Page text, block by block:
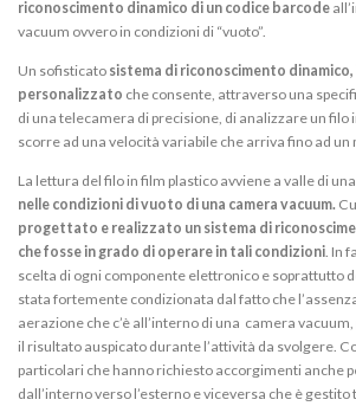
riconoscimento dinamico di un codice barcode
vacuum ovvero in condizioni di “vuoto”.
Un sofisticato sistema di riconoscimento
personalizzato che consente, attraverso una
di una telecamera di precisione, di analizzare un filo
scorre ad una velocità variabile che arriva fino ad un
La lettura del filo in film plastico avviene a valle di
nelle condizioni di vuoto di una camera vacuum.
progettato e realizzato un sistema di
che fosse in grado di operare in tali condizioni . In
scelta di ogni componente elettronico e soprattutto
stata fortemente condizionata dal fatto che
aerazione che c’è all’interno di una camera
il risultato auspicato durante l’attività da svolgere.
particolari che hanno richiesto accorgimenti anche
dall’interno verso l’esterno e viceversa che è